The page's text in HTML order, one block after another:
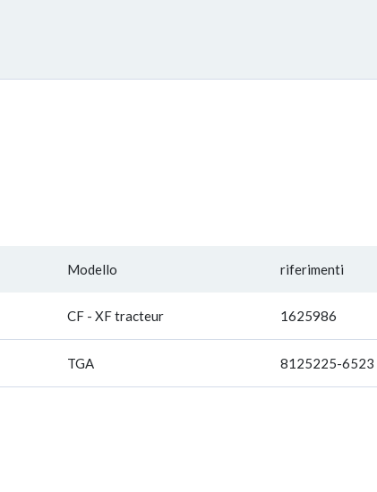
Modello riferimenti
CF - XF tracteur 1625986
TGA 8125225-6523